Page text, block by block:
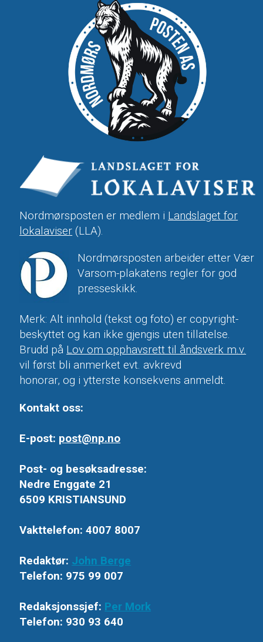
Nordmørsposten er medlem i Landslaget for
lokalaviser (LLA).
Nordmørsposten arbeider etter Vær
Varsom-plakatens regler for god
presseskikk.
Merk: Alt innhold (tekst og foto) er copyright-
beskyttet og kan ikke gjengis uten tillatelse.
Brudd på Lov om opphavsrett til åndsverk m.v.
vil først bli anmerket evt. avkrevd
honorar, og i ytterste konsekvens anmeldt.
Kontakt oss:
E-post: post@np.no
Post- og besøksadresse:
Nedre Enggate 21
6509 KRISTIANSUND
Vakttelefon: 4007 8007
Redaktør: John Berge
Telefon: 975 99 007
Redaksjonssjef: Per Mork
Telefon: 930 93 640